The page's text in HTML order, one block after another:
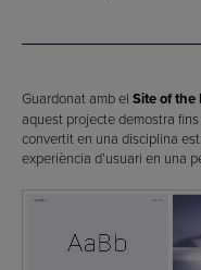
Guardonat amb el Site of
aquest projecte demostra
convertit en una disciplina
experiència d’usuari en una